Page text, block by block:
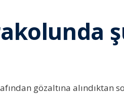
gözaltına alındıktan